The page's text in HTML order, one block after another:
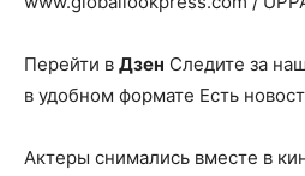
Перейти в Дзен Следите за
в удобном формате Есть
Актеры снимались вместе в